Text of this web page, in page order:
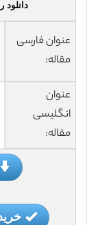
عنوان فارسی
مقاله:
عنوان
انگلیسی
مقاله: